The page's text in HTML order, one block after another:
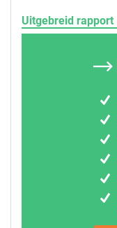
Uitgebreid rapport